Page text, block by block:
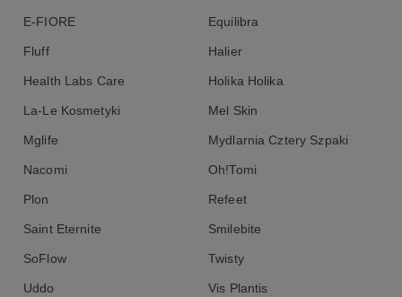
E-FIORE Equilibra
Fluff Halier
Health Labs Care Holika Holika
La-Le Kosmetyki Mel Skin
Mglife Mydlarnia Cztery Szpaki
Nacomi Oh!Tomi
Plon Refeet
Saint Eternite Smilebite
SoFlow Twisty
Uddo Vis Plantis